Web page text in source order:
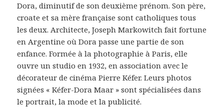
Dora, diminutif de son deuxième prénom. Son père,
croate et sa mère française sont catholiques tous
les deux. Architecte, Joseph Markowitch fait fortune
en Argentine où Dora passe une partie de son
enfance. Formée à la photographie à Paris, elle
ouvre un studio en 1932, en association avec le
décorateur de cinéma Pierre Kéfer. Leurs photos
signées « Kéfer-Dora Maar » sont spécialisées dans
le portrait, la mode et la publicité.